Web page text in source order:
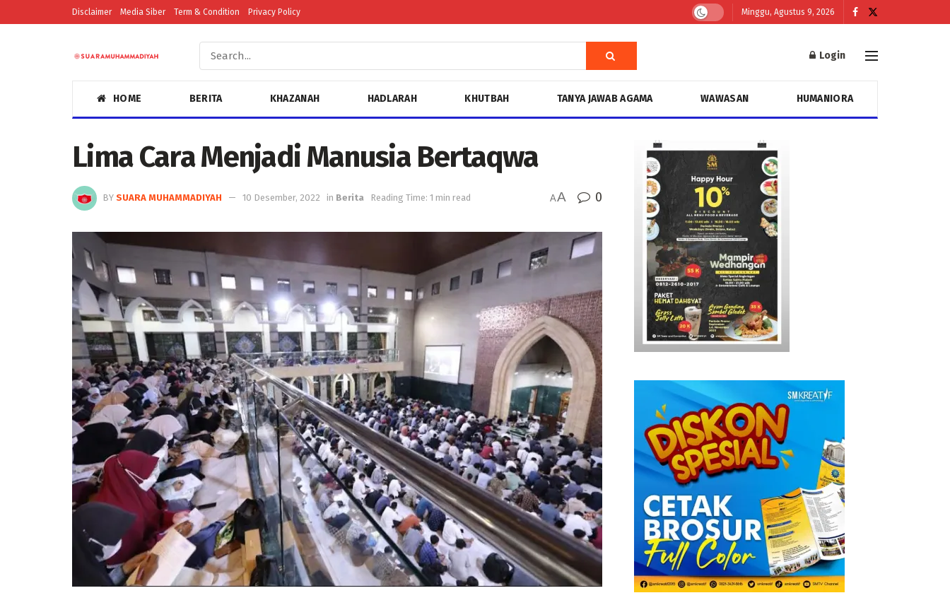
Disclaimer Media Siber Term & Condition Privacy Policy Minggu, Agustus 9, 2026
Login
HOME BERITA KHAZANAH HADLARAH KHUTBAH TANYA JAWAB AGAMA WAWASAN HUMANIORA
Lima Cara Menjadi Manusia Bertaqwa
BY SUARA MUHAMMADIYAH 10 Desember, 2022 in Berita Reading Time: 1 min read AA 0